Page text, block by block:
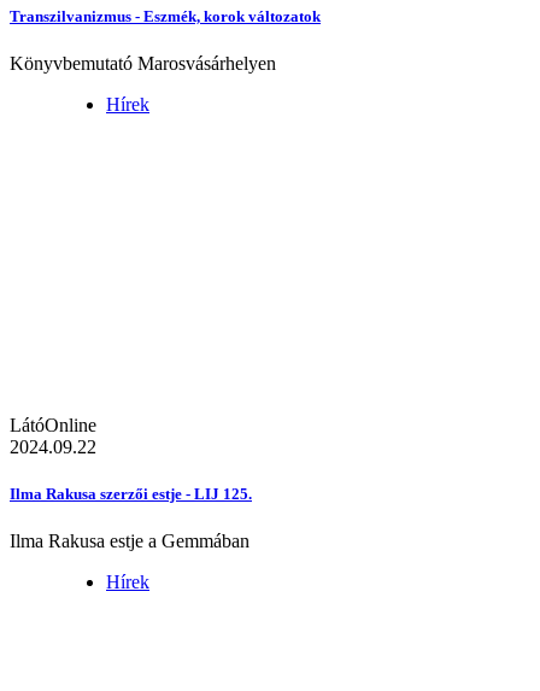
Transzilvanizmus - Eszmék, korok változatok
Könyvbemutató Marosvásárhelyen
Hírek
LátóOnline
2024.09.22
Ilma Rakusa szerzői estje - LIJ 125.
Ilma Rakusa estje a Gemmában
Hírek